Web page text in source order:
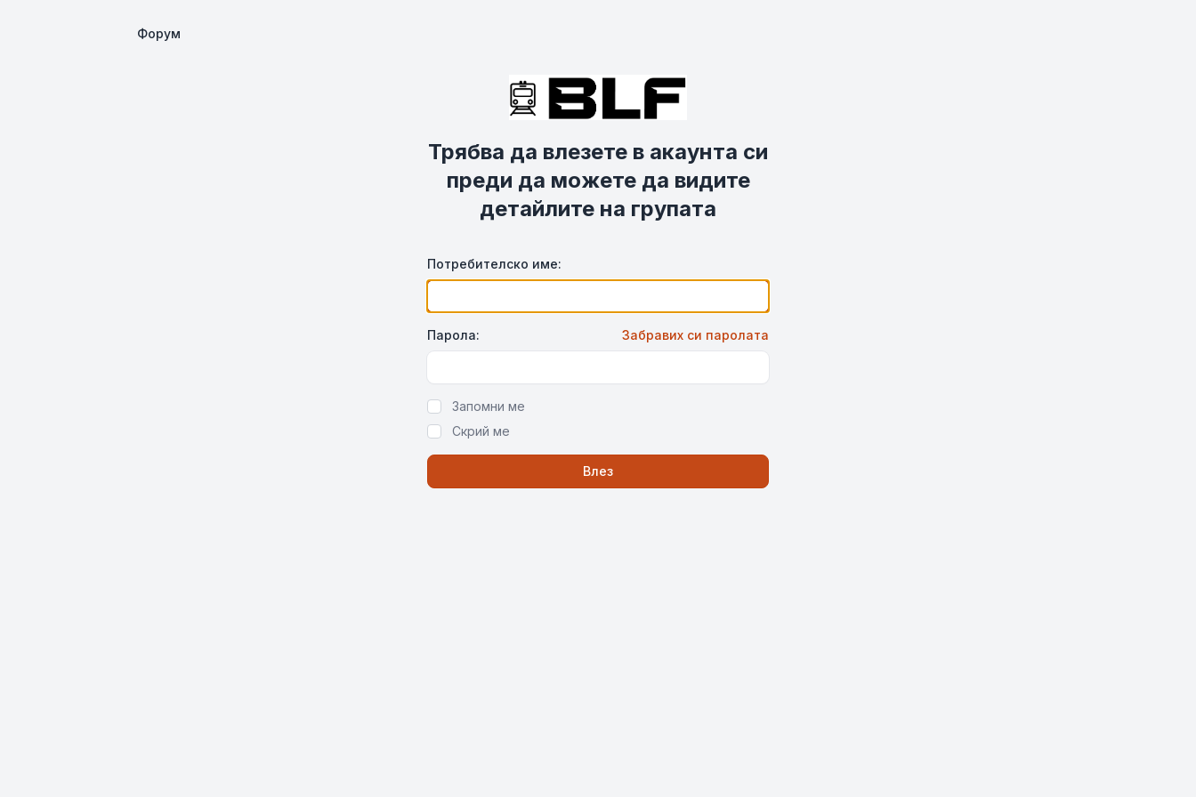
Форум
Трябва да влезете в акаунта си
преди да можете да видите
детайлите на групата
Потребителско име:
Парола: Забравих си паролата
Запомни ме
Скрий ме
Влез